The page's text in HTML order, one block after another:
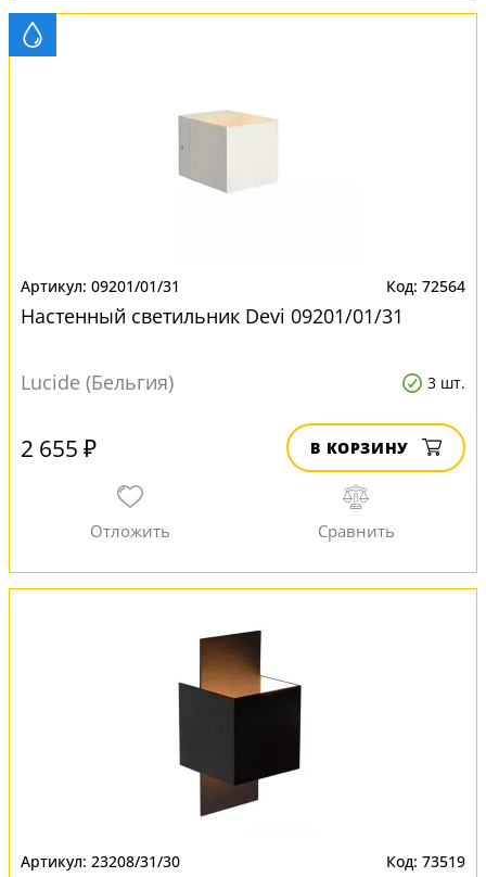
09201/01/31 72564
Настенный светильник Devi 09201/01/31
Lucide (Бельгия) 3 шт.
2 655 ₽ В КОРЗИНУ
23208/31/30 73519